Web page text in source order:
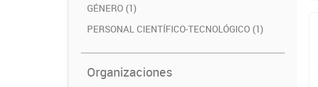
GÉNERO (1)
PERSONAL CIENTÍFICO-TECNOLÓGICO (1)
Organizaciones